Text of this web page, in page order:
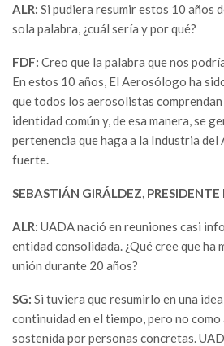
ALR: Si pudiera resumir estos 10 años
sola palabra, ¿cuál sería y por qué?
FDF: Creo que la palabra que nos
En estos 10 años, El Aerosólogo ha
que todos los aerosolistas comprendan
identidad común y, de esa manera, se
pertenencia que haga a la Industria del
fuerte.
SEBASTIÁN GIRÁLDEZ,
ALR: UADA nació en reuniones casi
entidad consolidada. ¿Qué cree que ha
unión durante 20 años?
SG: Si tuviera que resumirlo en una
continuidad en el tiempo, pero no
sostenida por personas concretas.